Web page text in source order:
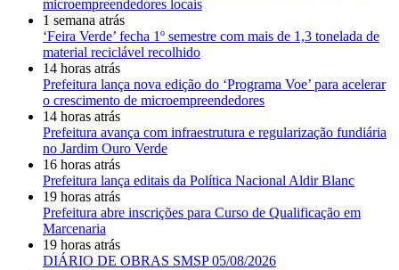
microempreendedores locais
1 semana atrás
‘Feira Verde’ fecha 1º semestre com mais de 1,3 tonelada de
material reciclável recolhido
14 horas atrás
Prefeitura lança nova edição do ‘Programa Voe’ para acelerar
o crescimento de microempreendedores
14 horas atrás
Prefeitura avança com infraestrutura e regularização fundiária
no Jardim Ouro Verde
16 horas atrás
Prefeitura lança editais da Política Nacional Aldir Blanc
19 horas atrás
Prefeitura abre inscrições para Curso de Qualificação em
Marcenaria
19 horas atrás
DIÁRIO DE OBRAS SMSP 05/08/2026